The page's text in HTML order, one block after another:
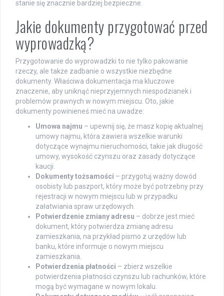
stanie się znacznie bardziej bezpieczne.
Jakie dokumenty przygotować przed
wyprowadzką?
Przygotowanie do wyprowadzki to nie tylko pakowanie
rzeczy, ale także zadbanie o wszystkie niezbędne
dokumenty. Właściwa dokumentacja ma kluczowe
znaczenie, aby uniknąć nieprzyjemnych niespodzianek i
problemów prawnych w nowym miejscu. Oto, jakie
dokumenty powinieneś mieć na uwadze:
Umowa najmu – upewnij się, że masz kopię aktualnej
umowy najmu, która zawiera wszelkie warunki
dotyczące wynajmu nieruchomości, takie jak długość
umowy, wysokość czynszu oraz zasady dotyczące
kaucji.
Dokumenty tożsamości – przygotuj ważny dowód
osobisty lub paszport, który może być potrzebny przy
rejestracji w nowym miejscu lub w przypadku
załatwiania spraw urzędowych.
Potwierdzenie zmiany adresu – dobrze jest mieć
dokument, który potwierdza zmianę adresu
zamieszkania, na przykład pismo z urzędów lub
banku, które informuje o nowym miejscu
zamieszkania.
Potwierdzenia płatności – zbierz wszelkie
potwierdzenia płatności czynszu lub rachunków, które
mogą być wymagane w nowym lokalu.